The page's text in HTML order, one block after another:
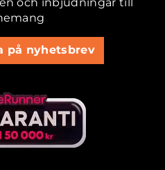
på nyhetsbrev